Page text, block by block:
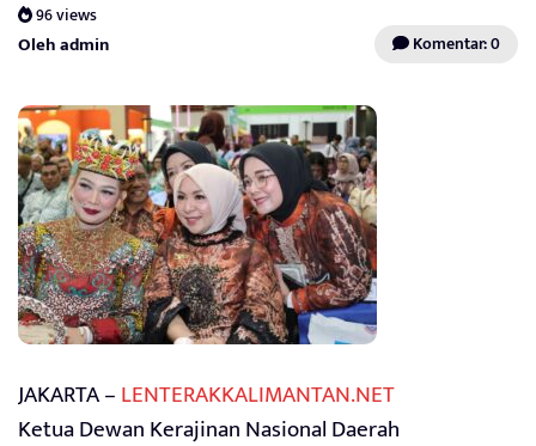
96 views
Oleh admin Komentar: 0
JAKARTA –LENTERAKKALIMANTAN.NET
Ketua Dewan Kerajinan Nasional Daerah